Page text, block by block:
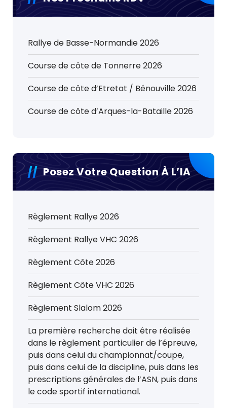
Rallye de Basse-Normandie 2026
Course de côte de Tonnerre 2026
Course de côte d’Etretat / Bénouville 2026
Course de côte d’Arques-la-Bataille 2026
Posez Votre Question À L’IA
Règlement Rallye 2026
Règlement Rallye VHC 2026
Règlement Côte 2026
Règlement Côte VHC 2026
Règlement Slalom 2026
La première recherche doit être réalisée
dans le règlement particulier de l’épreuve,
puis dans celui du championnat/coupe,
puis dans celui de la discipline, puis dans les
prescriptions générales de l’ASN, puis dans
le code sportif international.